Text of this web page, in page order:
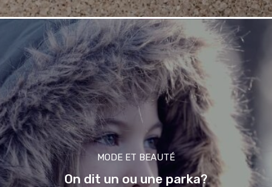
MODE ET BEAUTÉ
On dit un ou une parka?